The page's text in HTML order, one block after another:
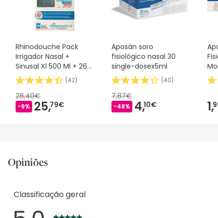
nossos termos e condições
Rhinodouche Pack
Irrigador Nasal +
Sinusal Xl 500 Ml + 26
So RHINODOUCHE,
(42)
28,40€
-9% 25,79€
Aposán soro
fisiológico nasal 30
single-dosex5ml
(40)
7,87€
-48% 4,10€ 1,
Opiniões
Classificação geral